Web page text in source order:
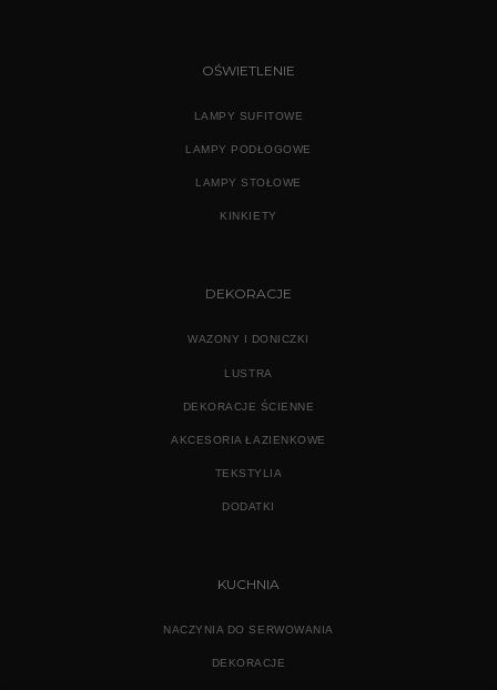
OŚWIETLENIE
LAMPY SUFITOWE
LAMPY PODŁOGOWE
LAMPY STOŁOWE
KINKIETY
DEKORACJE
WAZONY I DONICZKI
LUSTRA
DEKORACJE ŚCIENNE
AKCESORIA ŁAZIENKOWE
TEKSTYLIA
DODATKI
KUCHNIA
NACZYNIA DO SERWOWANIA
DEKORACJE